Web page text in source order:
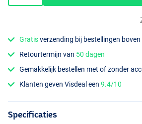
Gratisverzending bij bestellingen boven
Retourtermijn van 50 dagen
Gemakkelijk bestellen met of zonder
Klanten geven Visdeal een9.4/10
Specificaties